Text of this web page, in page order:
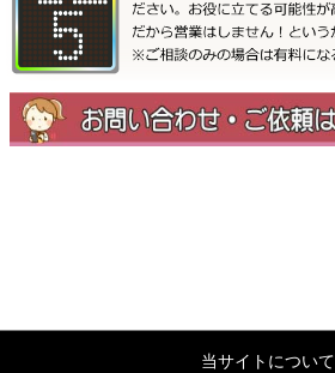
当サイトについて